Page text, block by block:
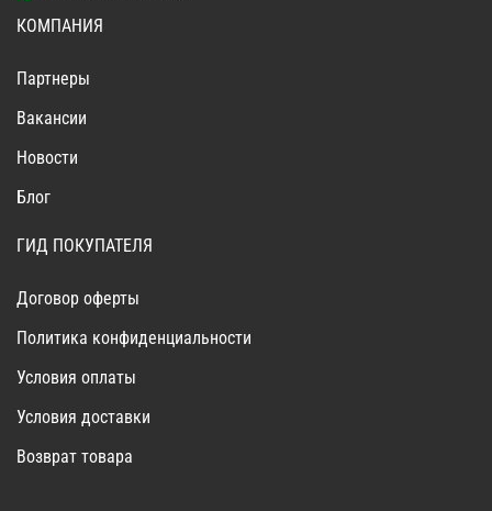
КОМПАНИЯ
Партнеры
Вакансии
Новости
Блог
ГИД ПОКУПАТЕЛЯ
Договор оферты
Политика конфиденциальности
Условия оплаты
Условия доставки
Возврат товара